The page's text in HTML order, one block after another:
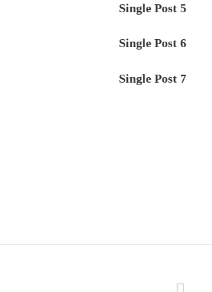
Single Post 5
Single Post 6
Single Post 7